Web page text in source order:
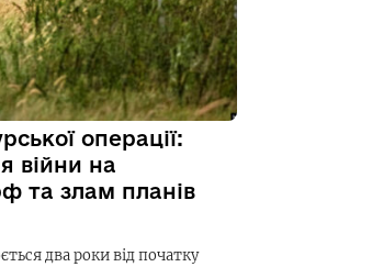
операції:
війни на
та злам планів
два роки від початку